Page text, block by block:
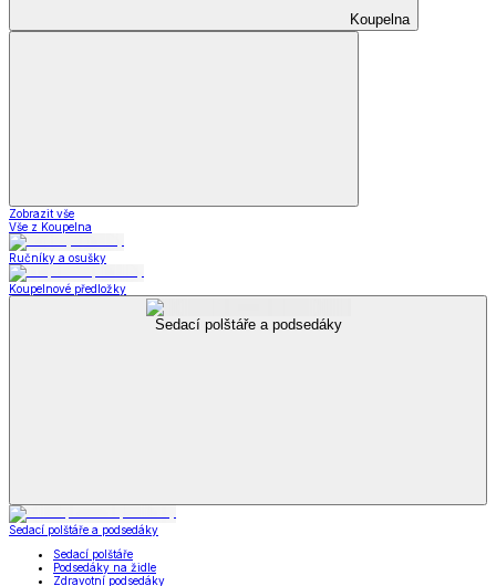
Koupelna
Zobrazit vše
Vše z Koupelna
Ručníky a osušky
Koupelnové předložky
Sedací polštáře a podsedáky
Sedací polštáře a podsedáky
Sedací polštáře
Podsedáky na židle
Zdravotní podsedáky